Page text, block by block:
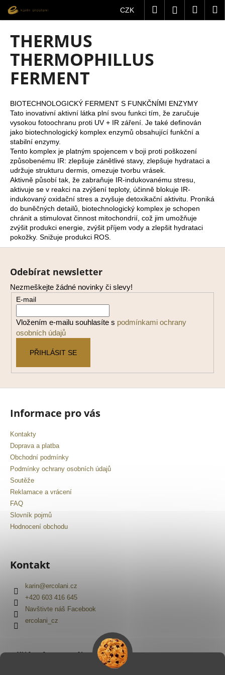
obsah
CZK HledatPřihlášení
THERMUS
THERMOPHILLUS
FERMENT
BIOTECHNOLOGICKÝ FERMENT S FUNKČNÍMI ENZYMY
Tato inovativní aktivní látka plní svou funkci tím, že zaručuje
vysokou fotoochranu proti UV + IR záření. Je také definován
jako biotechnologický komplex enzymů obsahující funkční a
stabilní enzymy.
Tento komplex je platným spojencem v boji proti poškození
způsobenému IR: zlepšuje zánětlivé stavy, zlepšuje hydrataci a
udržuje strukturu dermis, omezuje tvorbu vrásek.
Aktivně působí tak, že zabraňuje IR-indukovanému stresu,
aktivuje se v reakci na zvýšení teploty, účinně blokuje IR-
indukovaný oxidační stres a zvyšuje detoxikační aktivitu. Proniká
do buněčných detailů, biotechnologický komplex je schopen
chránit a stimulovat činnost mitochondrií, což jim umožňuje
zvýšit produkci energie, zvýšit příjem vody a zlepšit hydrataci
pokožky. Snižuje produkci ROS.
o
C
o
p
t
ř
e
b
u
j
e
t
e
n
a
j
t
?
D
p
o
r
u
č
u
j
e
m
e
Z
Odebírat newsletter
Nezmeškejte žádné novinky či slevy!
E-mail
Vložením e-mailu souhlasíte s podmínkami ochrany
osobních údajů
PŘIHLÁSIT SE
Informace pro vás
Kontakty
Doprava a platba
Obchodní podmínky
Podmínky ochrany osobních údajů
Soutěže
Reklamace a vrácení
FAQ
Slovník pojmů
Hodnocení obchodu
Kontakt
karin@ercolani.cz
+420 603 416 645
Navštivte náš Facebook
ercolani_cz
Přijímáme online platby